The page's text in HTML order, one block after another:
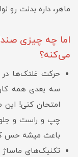
ماهر، داره بدنت رو
اما چه چیزی
می‌کنه؟
حرکت غلتک‌ها
سه بعدی همه
امتحان کنی! این
چپ و راست و
باعث میشه حس
تکنیک‌های ماساژ